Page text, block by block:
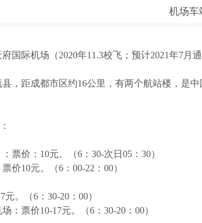
机场车
国际机场（2020年11.3校飞；预计2021年7月通
县，距成都市区约16公里，有两个航站楼，是
价：10元。（6：30-次日05：30）
10元。（6：00-22：00）
。（6：30-20：00）
票价10-17元。（6：30-20：00）